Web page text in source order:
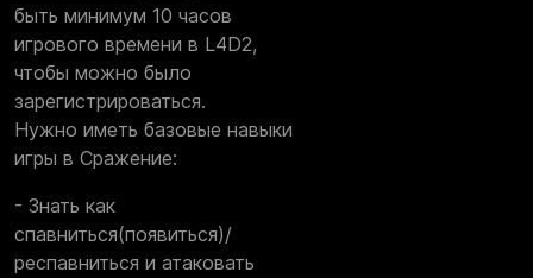
быть минимум 10 часов
игрового времени в L4D2,
чтобы можно было
зарегистрироваться.
Нужно иметь базовые навыки
игры в Сражение:
- Знать как
спавниться(появиться)/
респавниться и атаковать